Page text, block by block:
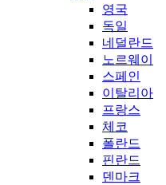
영국
독일
네덜란드
노르웨이
스페인
이탈리아
프랑스
체코
폴란드
핀란드
덴마크